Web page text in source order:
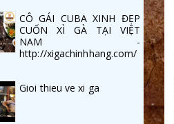
CÔ GÁI CUBA XINH ĐẸP
CUỐN XÌ GÀ TẠI VIỆT
NAM -
http://xigachinhhang.com/
Gioi thieu ve xi ga